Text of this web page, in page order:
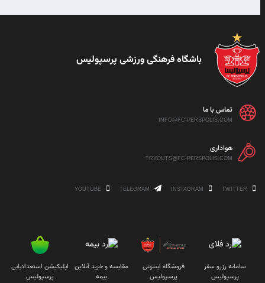
باشگاه فرهنگی ورزشی پرسپولیس
تماس با ما
INFO@FC-PERSPOLIS.COM
هواداری
TRYOUTS@FC-PERSPOLIS.COM
سامانه رزرو سفر
پرسپولیس
فروشگاه اینترنتی
پرسپولیس
مقایسه و خرید آنلاین
بیمه
اپلیکیشن استعدادیابی
پرسپولیس